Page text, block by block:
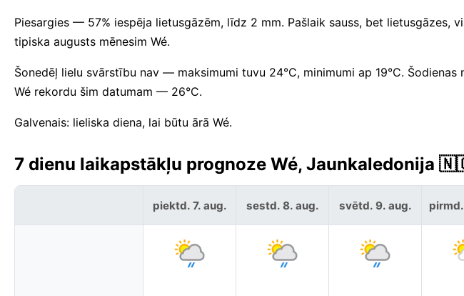
Piesargies — 57% iespēja lietusgāzēm, līdz 2 mm. Pašlaik sauss, bet lietusgāzes,
tipiska augusts mēnesim Wé.
Šonedēļ lielu svārstību nav — maksimumi tuvu 24°C, minimumi ap 19°C.
Wé rekordu šim datumam — 26°C.
Galvenais: lieliska diena, lai būtu ārā Wé.
7 dienu laikapstākļu prognoze Wé, Jaunkaledonija
piektd. 7. aug. sestd. 8. aug. svētd. 9. aug.